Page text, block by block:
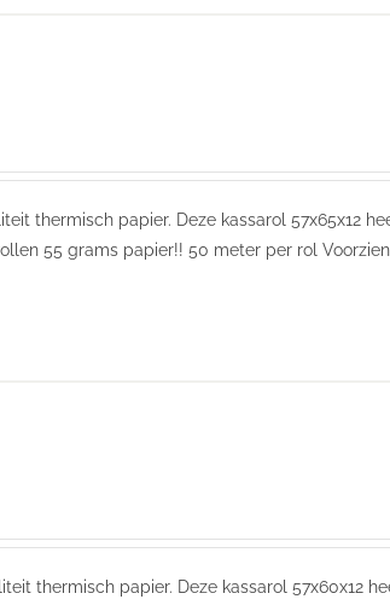
thermisch papier. Deze kassarol 57x65x12
55 grams papier!! 50 meter per rol
thermisch papier. Deze kassarol 57x60x12